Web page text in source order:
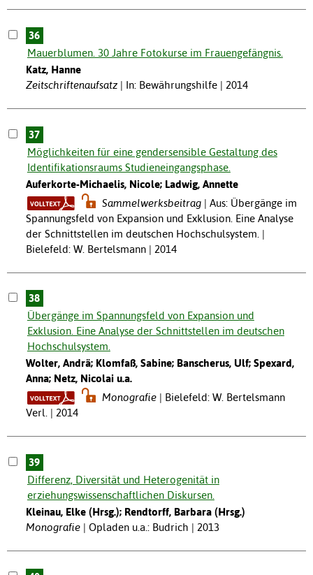
36
Mauerblumen. 30 Jahre Fotokurse im Frauengefängnis.
Katz, Hanne
Zeitschriftenaufsatz
In: Bewährungshilfe | 2014
37
Möglichkeiten für eine gendersensible Gestaltung des
Identifikationsraums Studieneingangsphase.
Auferkorte-Michaelis, Nicole; Ladwig, Annette
Sammelwerksbeitrag
Aus: Übergänge im
Spannungsfeld von Expansion und Exklusion. Eine Analyse
der Schnittstellen im deutschen Hochschulsystem. |
Bielefeld: W. Bertelsmann | 2014
38
Übergänge im Spannungsfeld von Expansion und
Exklusion. Eine Analyse der Schnittstellen im deutschen
Hochschulsystem.
Wolter, Andrä; Klomfaß, Sabine; Banscherus, Ulf; Spexard,
Anna; Netz, Nicolai u.a.
Monografie
Bielefeld: W. Bertelsmann
Verl. | 2014
39
Differenz, Diversität und Heterogenität in
erziehungswissenschaftlichen Diskursen.
Kleinau, Elke (Hrsg.); Rendtorff, Barbara (Hrsg.)
Monografie
Opladen u.a.: Budrich | 2013